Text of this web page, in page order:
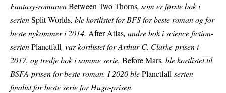
Fantasy-romanenBetween Two Thorns, som er første bok i
serienSplit Worlds, ble kortlistet for BFS for beste roman og for
beste nykommer i 2014. After Atlas, andre bok i science fiction-
serienPlanetfall, var kortlistet for Arthur C. Clarke-prisen i
2017, og tredje bok i samme serie, Before Mars, ble kortlistet til
BSFA-prisen for beste roman. I 2020 blePlanetfall-serien
finalist for beste serie for Hugo-prisen.